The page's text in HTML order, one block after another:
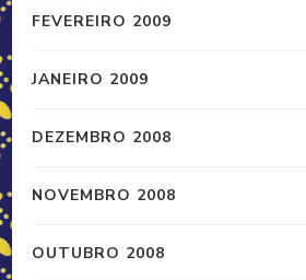
FEVEREIRO 2009
JANEIRO 2009
DEZEMBRO 2008
NOVEMBRO 2008
OUTUBRO 2008